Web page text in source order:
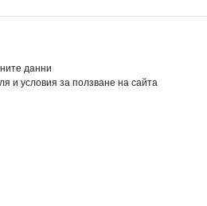
данни
и условия за ползване на сайта